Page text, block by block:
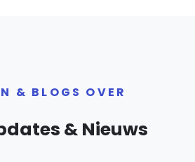
& BLOGS OVER
& Nieuws